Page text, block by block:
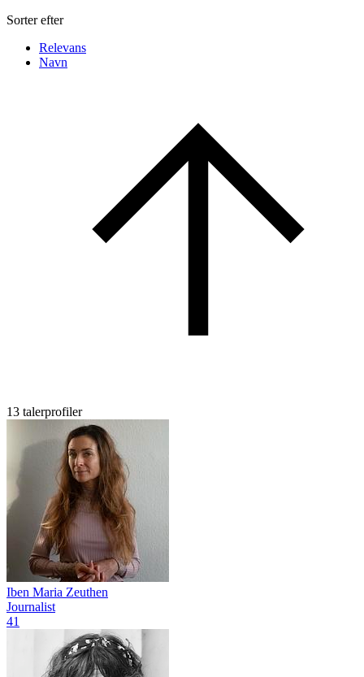
Sorter efter
Relevans
Navn
13 talerprofiler
Iben Maria Zeuthen
Journalist
41